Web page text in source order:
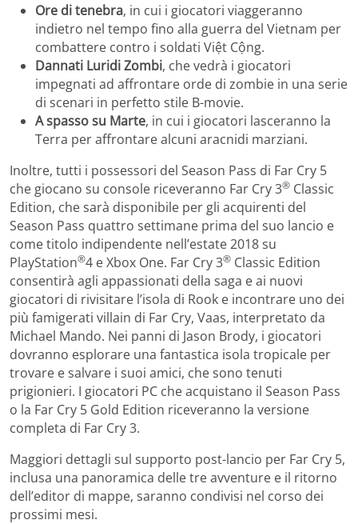
Ore di tenebra, in cui i giocatori viaggeranno
indietro nel tempo fino alla guerra del Vietnam per
combattere contro i soldati Việt Cộng.
Dannati Luridi Zombi, che vedrà i giocatori
impegnati ad affrontare orde di zombie in una serie
di scenari in perfetto stile B-movie.
A spasso su Marte, in cui i giocatori lasceranno la
Terra per affrontare alcuni aracnidi marziani.
Inoltre, tutti i possessori del Season Pass di Far Cry 5
che giocano su console riceveranno Far Cry 3® Classic
Edition, che sarà disponibile per gli acquirenti del
Season Pass quattro settimane prima del suo lancio e
come titolo indipendente nell’estate 2018 su
PlayStation®4 e Xbox One. Far Cry 3® Classic Edition
consentirà agli appassionati della saga e ai nuovi
giocatori di rivisitare l’isola di Rook e incontrare uno dei
più famigerati villain di Far Cry, Vaas, interpretato da
Michael Mando. Nei panni di Jason Brody, i giocatori
dovranno esplorare una fantastica isola tropicale per
trovare e salvare i suoi amici, che sono tenuti
prigionieri. I giocatori PC che acquistano il Season Pass
o la Far Cry 5 Gold Edition riceveranno la versione
completa di Far Cry 3.
Maggiori dettagli sul supporto post-lancio per Far Cry 5,
inclusa una panoramica delle tre avventure e il ritorno
dell’editor di mappe, saranno condivisi nel corso dei
prossimi mesi.